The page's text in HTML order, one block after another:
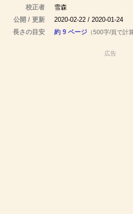
校正者
雪森
公開 / 更新
2020-02-22 / 2020-01-24
長さの目安
約 9 ページ （500字/頁で計算
広告